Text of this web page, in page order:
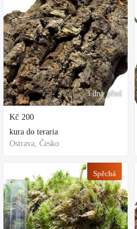
3 dny před
Kč 200
kura do teraria
Ostrava, Česko
Spěchá